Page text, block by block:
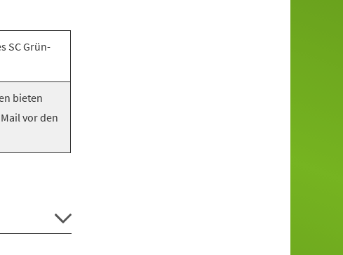
SC Grün-
bieten
vor den